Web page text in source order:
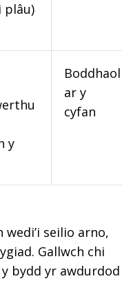
plâu)
y
Boddhaol
ar y
cyfan
seilio arno,
Gallwch chi
bydd yr awdurdod